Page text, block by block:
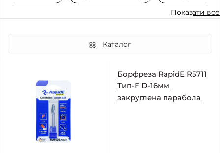
Показати все
Каталог
Борфреза RapidE R5711
Тип-F D-16мм
закруглена парабола